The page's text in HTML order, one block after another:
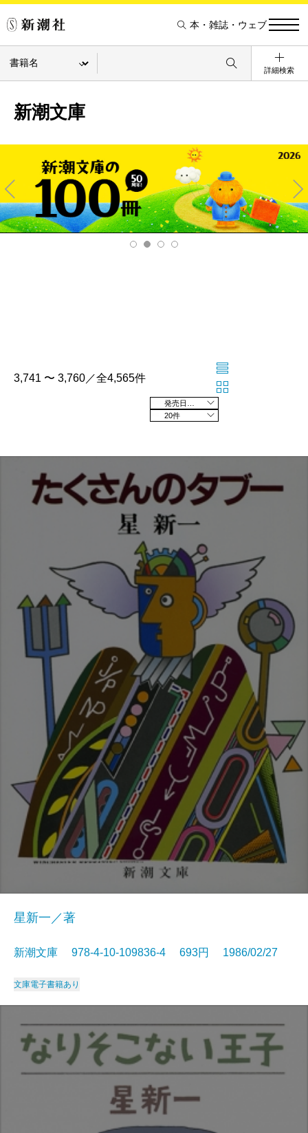
本・雑誌・ウェブ
詳細検索
新潮文庫
Pre
v
Ne
xt
3,741 〜 3,760／全4,565件
20件
星新一／著
新潮文庫 978-4-10-109836-4 693円 1986/02/27
文庫電子書籍あり